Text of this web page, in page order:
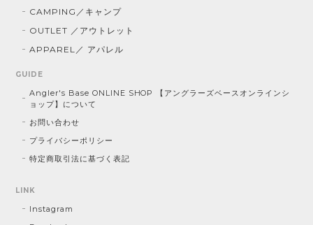
CAMPING／キャンプ
OUTLET ／アウトレット
APPAREL／ アパレル
GUIDE
Angler's Base ONLINE SHOP 【アングラーズベースオンラインシ
ョップ】について
お問い合わせ
プライバシーポリシー
特定商取引法に基づく表記
LINK
Instagram